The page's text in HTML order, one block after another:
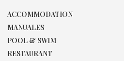
ACCOMMODATION
MANUALES
POOL & SWIM
RESTAURANT